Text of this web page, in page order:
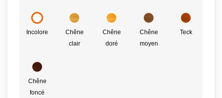
Incolore
Chêne
clair
Chêne
doré
Chêne
moyen
Teck
Chêne
foncé